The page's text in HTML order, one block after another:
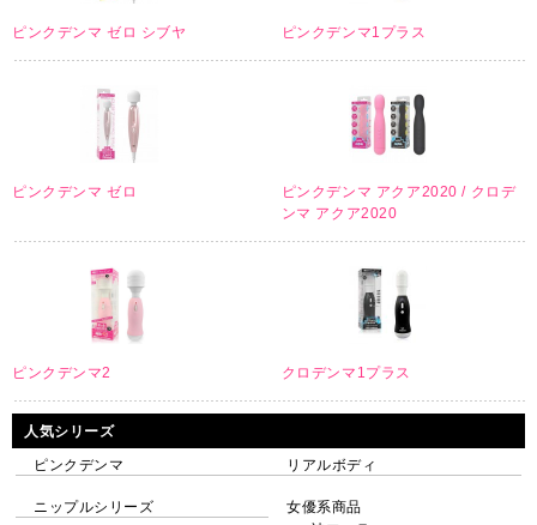
人気シリーズ
ピンクデンマ リアルボディ
ニップルシリーズ
女優系商品
ピンクデンマ ゼロ シブヤ ピンクデンマ1プラス
ピンクデンマ ゼロ
ピンクデンマ アクア2020 / クロデ
ンマ アクア2020
ピンクデンマ2 クロデンマ1プラス